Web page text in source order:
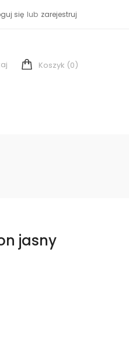
się lub zarejestruj
Koszyk (0)
jasny